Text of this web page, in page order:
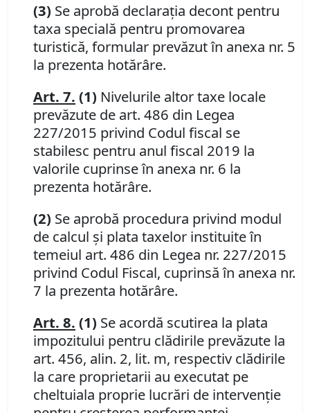
(3) Se aprobă declaraţia decont pentru
taxa specială pentru promovarea
turistică, formular prevăzut în anexa nr. 5
la prezenta hotărâre.
Art. 7. (1) Nivelurile altor taxe locale
prevăzute de art. 486 din Legea
227/2015 privind Codul fiscal se
stabilesc pentru anul fiscal 2019 la
valorile cuprinse în anexa nr. 6 la
prezenta hotărâre.
(2) Se aprobă procedura privind modul
de calcul şi plata taxelor instituite în
temeiul art. 486 din Legea nr. 227/2015
privind Codul Fiscal, cuprinsă în anexa nr.
7 la prezenta hotărâre.
Art. 8. (1) Se acordă scutirea la plata
impozitului pentru clădirile prevăzute la
art. 456, alin. 2, lit. m, respectiv clădirile
la care proprietarii au executat pe
cheltuiala proprie lucrări de intervenţie